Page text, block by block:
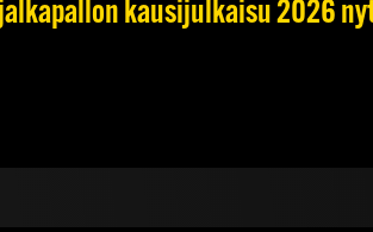
kausijulkaisu 2026